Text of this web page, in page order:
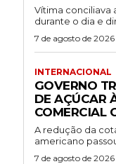
Vítima conciliava
durante o dia e
7 de agosto de 2026
INTERNACIONAL
GOVERNO
DE AÇÚCAR
COMERCIAL
A redução da
americano
7 de agosto de 2026